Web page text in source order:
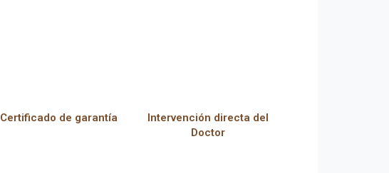
Certificado de garantía
Intervención directa del
Doctor